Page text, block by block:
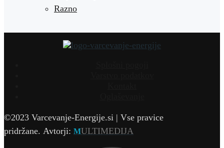
Razno
©2023 Varcevanje-Energije.si | Vse pravice
pridržane. Avtorji: MULTIMEDIJA